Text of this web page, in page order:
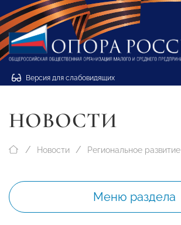
Версия для слабовидящих
НОВОСТИ
Новости Региональное развитие
Меню раздела